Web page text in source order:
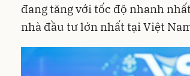
đang tăng với tốc độ nhanh
nhà đầu tư lớn nhất tại Việt